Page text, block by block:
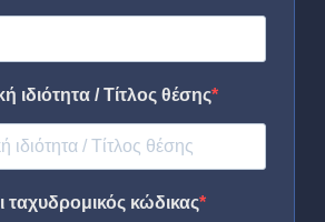
ιδιότητα / Τίτλος θέσης
ταχυδρομικός κώδικας